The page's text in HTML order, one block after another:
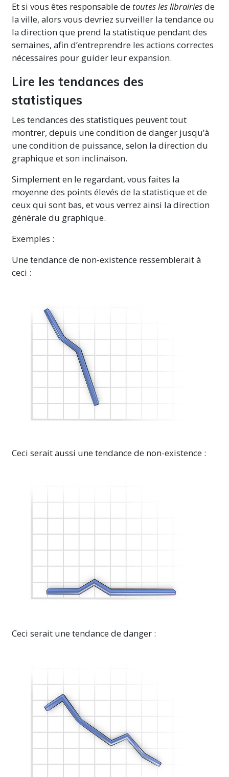
Et si vous êtes responsable de toutes les librairiesde
la ville, alors vous devriez surveiller la tendance ou
la direction que prend la statistique pendant des
semaines, afin d’entreprendre les actions correctes
nécessaires pour guider leur expansion.
Lire les tendances des
statistiques
Les tendances des statistiques peuvent tout
montrer, depuis une condition de danger jusqu’à
une condition de puissance, selon la direction du
graphique et son inclinaison.
Simplement en le regardant, vous faites la
moyenne des points élevés de la statistique et de
ceux qui sont bas, et vous verrez ainsi la direction
générale du graphique.
Exemples :
Une tendance de non-existence ressemblerait à
ceci :
Ceci serait aussi une tendance de non-existence :
Ceci serait une tendance de danger :